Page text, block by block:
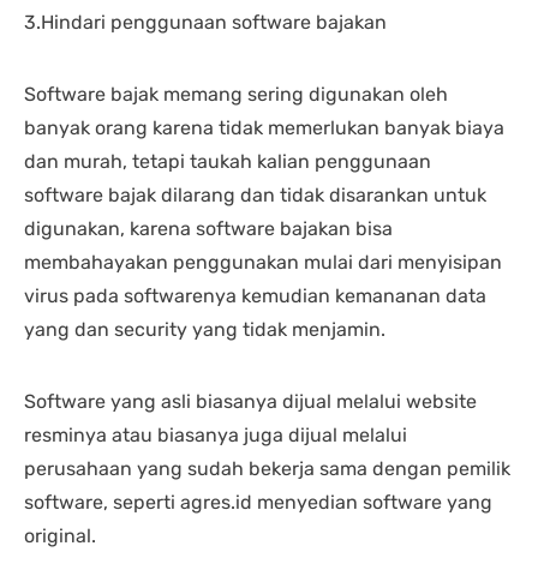
3.Hindari penggunaan software bajakan
Software bajak memang sering digunakan oleh
banyak orang karena tidak memerlukan banyak biaya
dan murah, tetapi taukah kalian penggunaan
software bajak dilarang dan tidak disarankan untuk
digunakan, karena software bajakan bisa
membahayakan penggunakan mulai dari menyisipan
virus pada softwarenya kemudian kemananan data
yang dan security yang tidak menjamin.
Software yang asli biasanya dijual melalui website
resminya atau biasanya juga dijual melalui
perusahaan yang sudah bekerja sama dengan pemilik
software, seperti agres.id menyedian software yang
original.